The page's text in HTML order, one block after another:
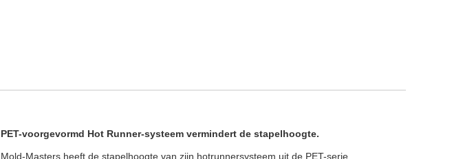
PET-voorgevormd Hot Runner-systeem vermindert de stapelhoogte.
Mold-Masters heeft de stapelhoogte van zijn hotrunnersysteem uit de PET-serie